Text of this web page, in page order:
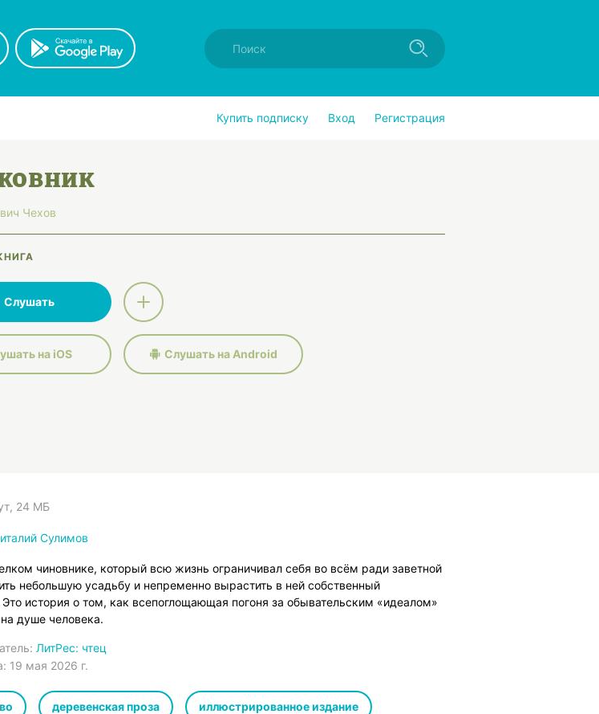
Купить подписку Вход Регистрация
Чехов
Слушать
на iOS Слушать на Android
, 24 МБ
Сулимов
чиновнике, который всю жизнь ограничивал себя во всём ради заветной
небольшую усадьбу и непременно вырастить в ней собственный
история о том, как всепоглощающая погоня за обывательским «идеалом»
душе человека.
ЛитРес: чтец
19 мая 2026 г.
деревенская проза иллюстрированное издание